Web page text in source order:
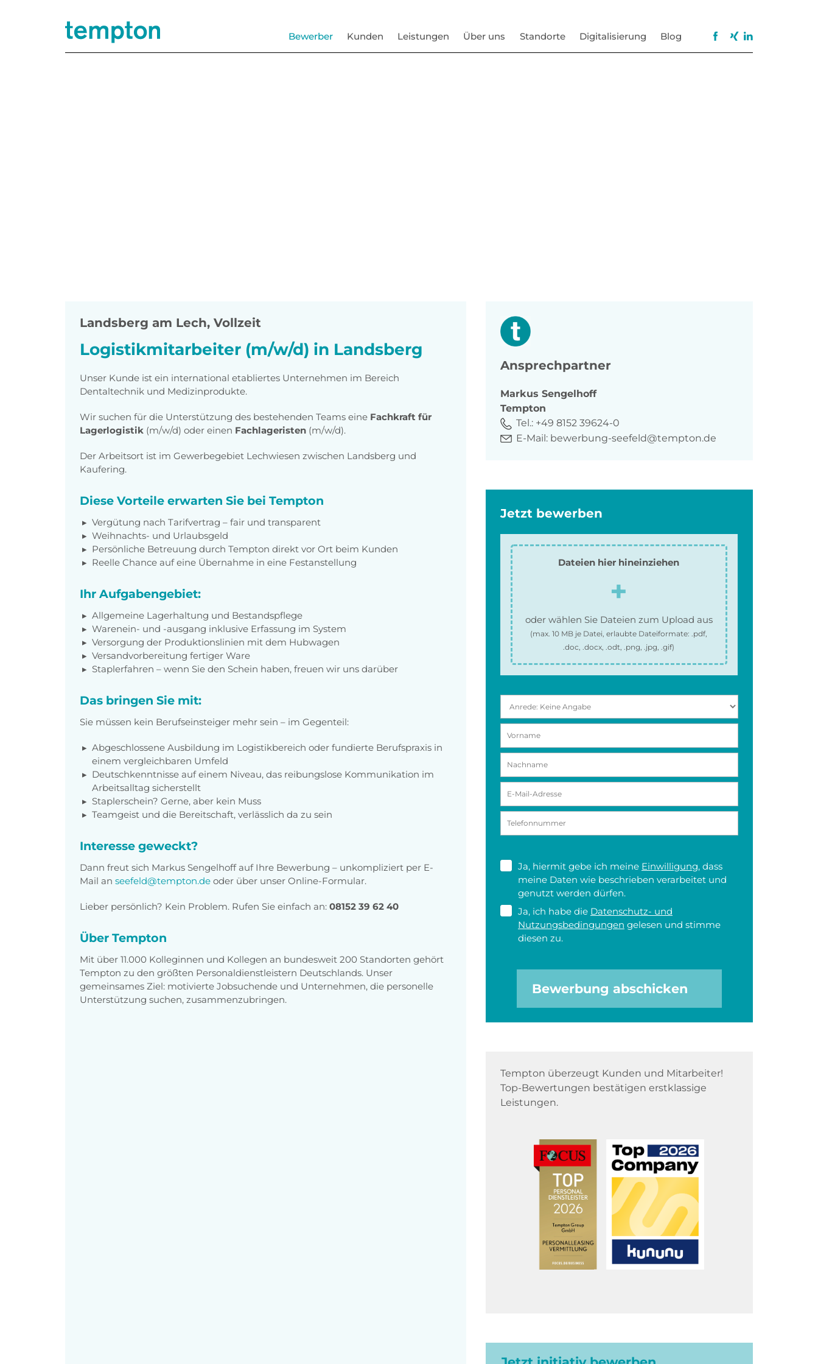
Bewerber Kunden Leistungen Über uns Standorte Digitalisierung Blog
Landsberg am Lech, Vollzeit
Logistikmitarbeiter (m/w/d) in Landsberg
Unser Kunde ist ein international etabliertes Unternehmen im Bereich
Dentaltechnik und Medizinprodukte.
Wir suchen für die Unterstützung des bestehenden Teams eine Fachkraft für
Lagerlogistik (m/w/d) oder einen Fachlageristen (m/w/d).
Der Arbeitsort ist im Gewerbegebiet Lechwiesen zwischen Landsberg und
Kaufering.
Diese Vorteile erwarten Sie bei Tempton
Vergütung nach Tarifvertrag – fair und transparent
Weihnachts- und Urlaubsgeld
Persönliche Betreuung durch Tempton direkt vor Ort beim Kunden
Reelle Chance auf eine Übernahme in eine Festanstellung
Ihr Aufgabengebiet:
Allgemeine Lagerhaltung und Bestandspflege
Warenein- und -ausgang inklusive Erfassung im System
Versorgung der Produktionslinien mit dem Hubwagen
Versandvorbereitung fertiger Ware
Staplerfahren – wenn Sie den Schein haben, freuen wir uns darüber
Das bringen Sie mit:
Sie müssen kein Berufseinsteiger mehr sein – im Gegenteil:
Abgeschlossene Ausbildung im Logistikbereich oder fundierte Berufspraxis in
einem vergleichbaren Umfeld
Deutschkenntnisse auf einem Niveau, das reibungslose Kommunikation im
Arbeitsalltag sicherstellt
Staplerschein? Gerne, aber kein Muss
Teamgeist und die Bereitschaft, verlässlich da zu sein
Interesse geweckt?
Dann freut sich Markus Sengelhoff auf Ihre Bewerbung – unkompliziert per E-
Mail an seefeld@tempton.de oder über unser Online-Formular.
Lieber persönlich? Kein Problem. Rufen Sie einfach an: 08152 39 62 40
Über Tempton
Mit über 11.000 Kolleginnen und Kollegen an bundesweit 200 Standorten gehört
Tempton zu den größten Personaldienstleistern Deutschlands. Unser
gemeinsames Ziel: motivierte Jobsuchende und Unternehmen, die personelle
Unterstützung suchen, zusammenzubringen.
Ansprechpartner
Markus Sengelhoff
Tempton
Tel.: +49 8152 39624-0
E-Mail: bewerbung-seefeld@tempton.de
Jetzt bewerben
Dateien hier hineinziehen
oder wählen Sie Dateien zum Upload aus
(max.10 MB je Datei, erlaubte Dateiformate:.pdf,
.doc, .docx, .odt, .png, .jpg, .gif)
Ja, hiermit gebe ich meine Einwilligung, dass
meine Daten wie beschrieben verarbeitet und
genutzt werden dürfen.
Ja, ich habe die Datenschutz- und
Nutzungsbedingungen gelesen und stimme
diesen zu.
Bewerbung abschicken
Tempton überzeugt Kunden und Mitarbeiter!
Top-Bewertungen bestätigen erstklassige
Leistungen.